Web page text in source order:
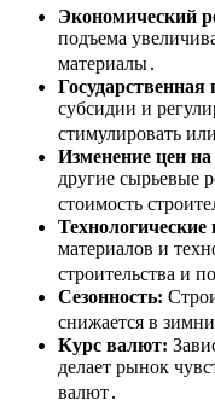
Экономический
подъема
материалы․
Государственная
субсидии и
стимулировать
Изменение цен
другие сырьевые
стоимость
материалов и
строительства и
Сезонность:
снижается в
Курс валют:
делает рынок
валют․